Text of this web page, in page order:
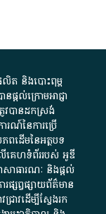
លិត​ និង​បោះពុម្ព​
ផ្តល់​ក្រោម​អាជ្ញា
វ​បាន​ដកស្រង់​
ណ៍​នៃ​ការ​ប្រើ
ពដើម​នៃ​​អត្ថបទ
ើ​គេហទំព័រ​របស់​ អូ​ឌី​
សាធារណៈ​ និង​ផ្តល់​
សព្វផ្សាយ​ព័ត៌មាន​
ាវ​ដើម្បី​ស្វែងរក